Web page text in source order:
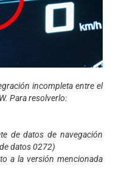
incompleta entre el
Para resolverlo:
de datos de navegación
datos 0272)
a la versión mencionada